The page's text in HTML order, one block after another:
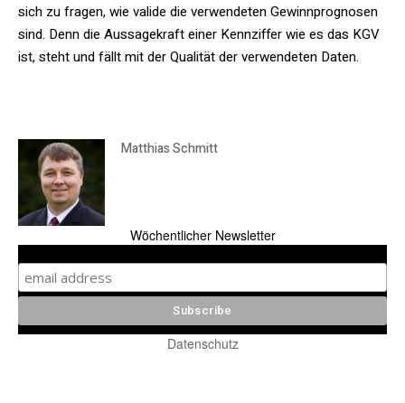
sich zu fragen, wie valide die verwendeten Gewinnprognosen
sind. Denn die Aussagekraft einer Kennziffer wie es das KGV
ist, steht und fällt mit der Qualität der verwendeten Daten.
Matthias Schmitt
Wöchentlicher Newsletter
Datenschutz